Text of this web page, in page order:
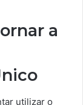
a
utilizar o